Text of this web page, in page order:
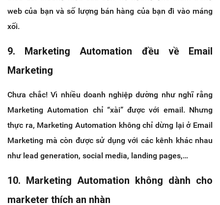
web của bạn và số lượng bán hàng của bạn đi vào máng
xối.
9. Marketing Automation đều về Email
Marketing
Chưa chắc! Vì nhiều doanh nghiệp dường như nghĩ rằng
Marketing Automation chỉ “xài” được với email. Nhưng
thực ra, Marketing Automation không chỉ dừng lại ở Email
Marketing mà còn được sử dụng với các kênh khác nhau
như lead generation, social media, landing pages,…
10. Marketing Automation không dành cho
marketer thích an nhàn